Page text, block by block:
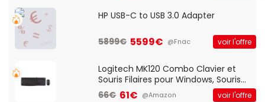
HP USB-C to USB 3.0 Adapter
5899€ 5599€ @Fnac voir l'offre
Logitech MK120 Combo Clavier et
Souris Filaires pour Windows, Souris
Optique Filaire, Connexion USB Plug
66€ 61€ @Amazon voir l'offre